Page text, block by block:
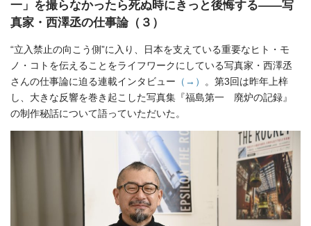
一」を撮らなかったら死ぬ時にきっと後悔する――写
真家・西澤丞の仕事論（３）
“立入禁止の向こう側”に入り、日本を支えている重要なヒト・モ
ノ・コトを伝えることをライフワークにしている写真家・西澤丞
さんの仕事論に迫る連載インタビュー （→）
。第3回は昨年上梓
し、大きな反響を巻き起こした写真集『福島第一 廃炉の記録』
の制作秘話について語っていただいた。